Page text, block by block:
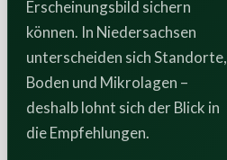
Erscheinungsbild sichern
können. In Niedersachsen
unterscheiden sich Standorte,
Boden und Mikrolagen –
deshalb lohnt sich der Blick in
die Empfehlungen.